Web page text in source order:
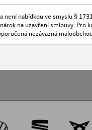
nabídkou ve smyslu §
na uzavření smlouvy.
nezávazná